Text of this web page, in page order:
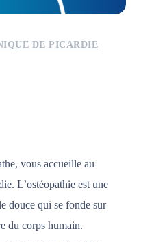
DE PICARDIE
vous accueille au
L’ostéopathie est une
douce qui se fonde sur
du corps humain.